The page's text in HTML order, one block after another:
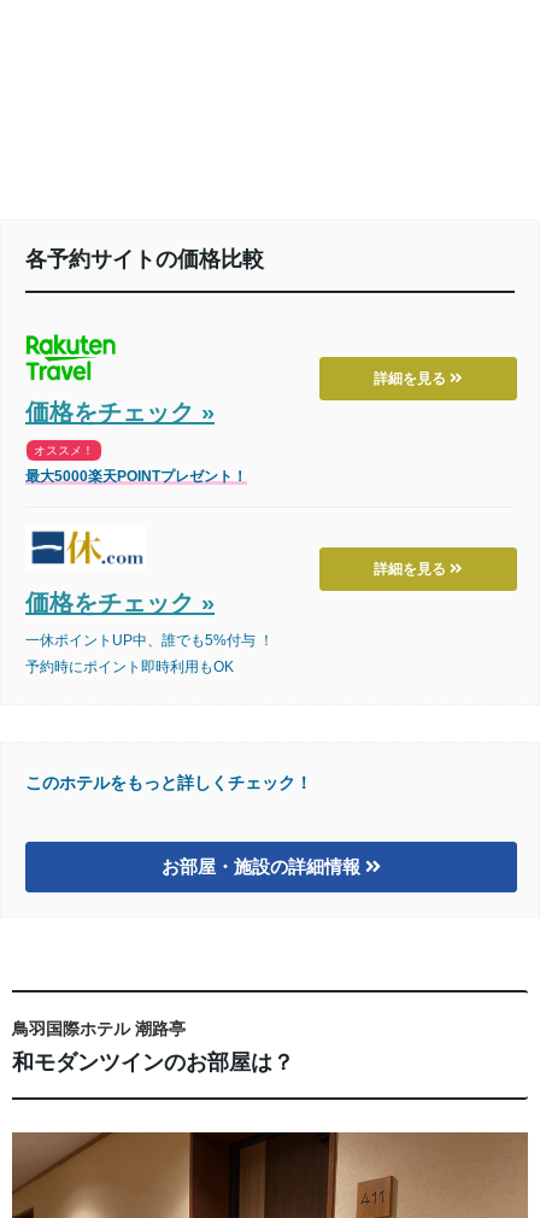
各予約サイトの価格比較
詳細を見る
価格をチェック »
オススメ！
最大5000楽天POINTプレゼント！
詳細を見る
価格をチェック »
一休ポイントUP中、誰でも5%付与 ！
予約時にポイント即時利用もOK
このホテルをもっと詳しくチェック！
お部屋・施設の詳細情報
鳥羽国際ホテル 潮路亭
和モダンツインのお部屋は？